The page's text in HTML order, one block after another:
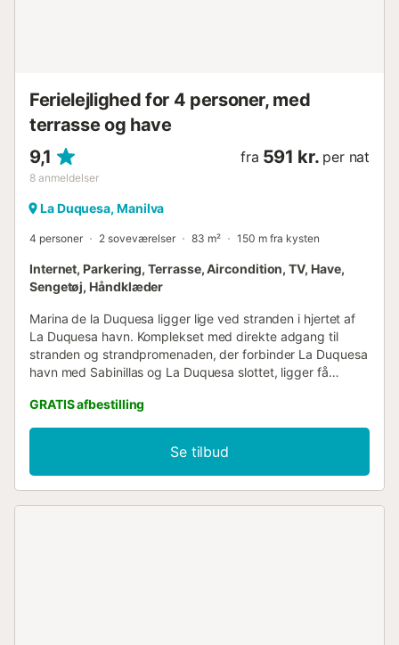
Ferielejlighed for 4 personer, med
terrasse og have
9,1
8 anmeldelser
fra 591 kr. per nat
La Duquesa, Manilva
4 personer 2 soveværelser 83 m² 150 m fra kysten
Internet, Parkering, Terrasse, Aircondition, TV, Have,
Sengetøj, Håndklæder
Marina de la Duquesa ligger lige ved stranden i hjertet af
La Duquesa havn. Komplekset med direkte adgang til
stranden og strandpromenaden, der forbinder La Duquesa
havn med Sabinillas og La Duquesa slottet, ligger få
la Duquesa er det perfekte sted til en afslappende ferie:
med fire swimmingpools, to padelbaner, direkte adgang til
havet, et fitnesscenter, sauna, privat parkering og 24-
timers sikkerhed, er det det perfekte sted ved
havnefronten. Vores lejlighed har to badeværelser, et fuldt
GRATIS afbestilling
Se tilbud